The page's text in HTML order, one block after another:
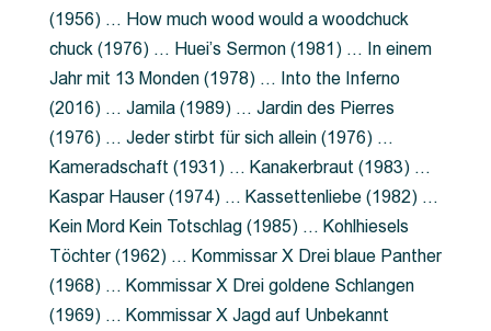
(1956) … How much wood would a woodchuck
chuck (1976) … Huei’s Sermon (1981) … In einem
Jahr mit 13 Monden (1978) … Into the Inferno
(2016) … Jamila (1989) … Jardin des Pierres
(1976) … Jeder stirbt für sich allein (1976) …
Kameradschaft (1931) … Kanakerbraut (1983) …
Kaspar Hauser (1974) … Kassettenliebe (1982) …
Kein Mord Kein Totschlag (1985) … Kohlhiesels
Töchter (1962) … Kommissar X Drei blaue Panther
(1968) … Kommissar X Drei goldene Schlangen
(1969) … Kommissar X Jagd auf Unbekannt